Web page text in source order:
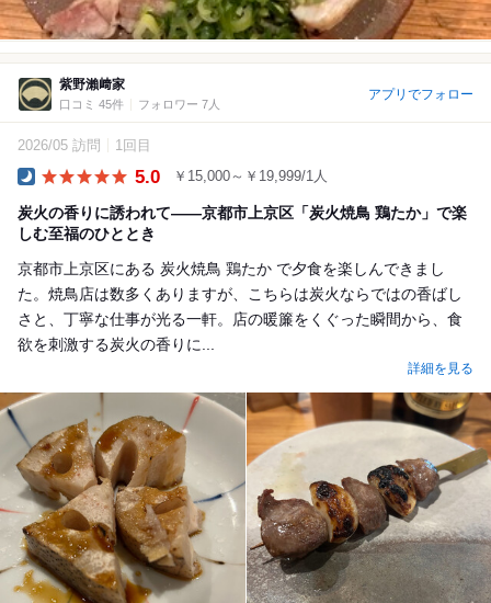
紫野瀨﨑家
口コミ 45件 フォロワー 7人
アプリでフォロー
2026/05 訪問 1回目
5.0 ￥15,000～￥19,999/1人
炭火の香りに誘われて——京都市上京区「炭火焼鳥 鶏たか」で楽
しむ至福のひととき
京都市上京区にある 炭火焼鳥 鶏たか で夕食を楽しんできまし
た。焼鳥店は数多くありますが、こちらは炭火ならではの香ばし
さと、丁寧な仕事が光る一軒。店の暖簾をくぐった瞬間から、食
欲を刺激する炭火の香りに...
詳細を見る